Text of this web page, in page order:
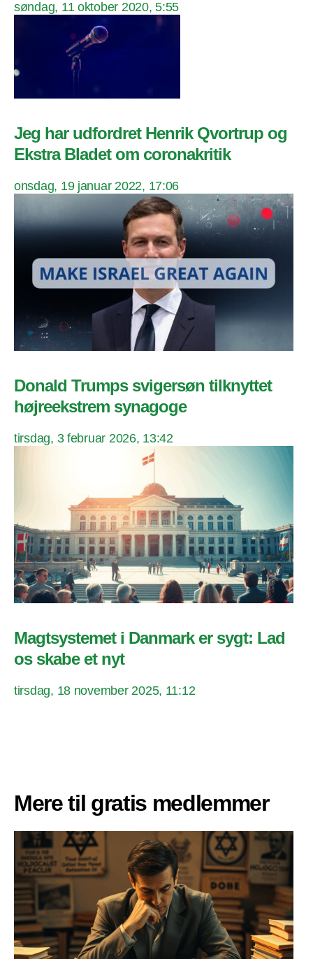
søndag, 11 oktober 2020, 5:55
Jeg har udfordret Henrik Qvortrup og
Ekstra Bladet om coronakritik
onsdag, 19 januar 2022, 17:06
Donald Trumps svigersøn tilknyttet
højreekstrem synagoge
tirsdag, 3 februar 2026, 13:42
Magtsystemet i Danmark er sygt: Lad
os skabe et nyt
tirsdag, 18 november 2025, 11:12
Mere til gratis medlemmer